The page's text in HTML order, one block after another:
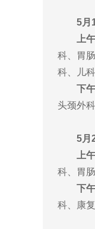
5月
上
科、胃
科、儿
下
头颈外
5月
上
科、胃
下
科、康